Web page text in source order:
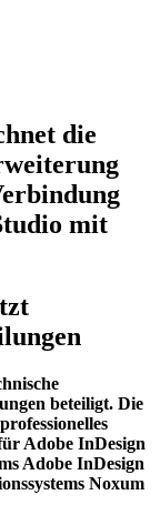
die
mit
beteiligt. Die
Adobe InDesign
Adobe InDesign
Noxum